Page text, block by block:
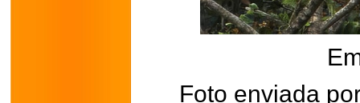
Foto enviada